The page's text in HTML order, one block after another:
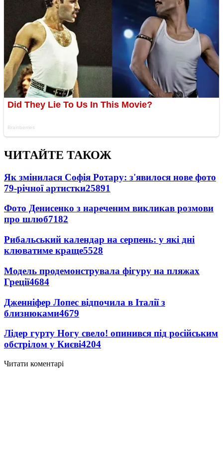
ЧИТАЙТЕ ТАКОЖ
Як змінилася Софія Ротару: з'явилося нове фото
79-річної артистки25891
Фото Денисенко з нареченим викликав розмови
про шлюб7182
Рибальський календар на серпень: у які дні
клюватиме краще5528
Модель продемонструвала фігуру на пляжах
Греції4684
Дженніфер Лопес відпочила в Італії з
близнюками4679
Лідер гурту Ногу свело! опинився під російським
обстрілом у Києві4204
Читати коментарі